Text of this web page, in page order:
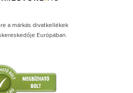
a márkás divatkellékek
Európában.